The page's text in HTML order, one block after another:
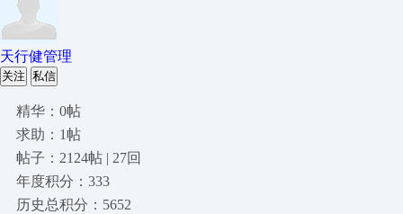
天行健管理
关注 私信
精华：0帖
求助：1帖
帖子：2124帖 | 27回
年度积分：333
历史总积分：5652